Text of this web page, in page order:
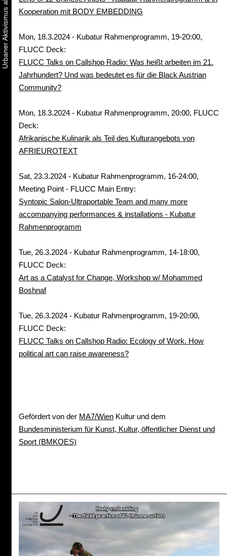
Kooperation mit BODY EMBEDDING
Mon, 18.3.2024 - Kubatur Rahmenprogramm, 19-20:00,
FLUCC Deck:
FLUCC Talks on Callshop Radio: Was heißt arbeiten im 21.
Jahrhundert? Und was bedeutet es für die Black Austrian
Community?
Mon, 18.3.2024 - Kubatur Rahmenprogramm, 20:00, FLUCC
Deck:
Afrikanische Kulinarik als Teil des Kulturangebots von
AFRIEUROTEXT
Sat, 23.3.2024 - Kubatur Rahmenprogramm, 16-24:00,
Meeting Point - FLUCC Main Entry:
Syntopic Salon-Ultraportable Team and many more
accompanying performances & installations - Kubatur
Rahmenprogramm
Tue, 26.3.2024 - Kubatur Rahmenprogramm, 14-18:00,
FLUCC Deck:
Art as a Catalyst for Change, Workshop w/ Mohammed
Boshnaf
Tue, 26.3.2024 - Kubatur Rahmenprogramm, 19-20:00,
FLUCC Deck:
FLUCC Talks on Callshop Radio: Ecology of Work. How
political art can raise awareness?
Gefördert von der MA7/Wien Kultur und dem
Bundesministerium für Kunst, Kultur, öffentlicher Dienst und
Sport (BMKOES)